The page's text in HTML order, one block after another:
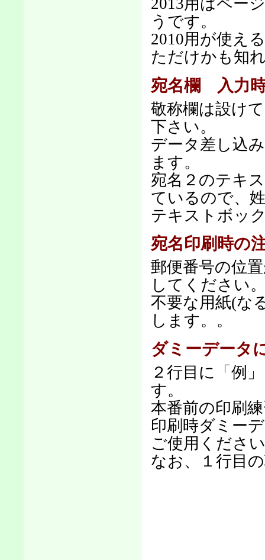
うです。
2010用が使え
ただけかも知
宛名欄 入力
敬称欄は設け
下さい。
データ差し込
ます。
宛名２のテキ
ているので、
テキストボッ
宛名印刷時の
郵便番号の位
してください
不要な用紙(な
します。。
ダミーデータ
２行目に「例
す。
本番前の印刷
印刷時ダミー
ご使用くださ
なお、１行目